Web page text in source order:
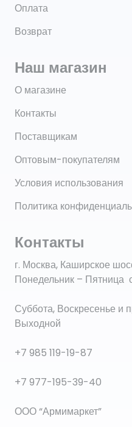
Оплата
Возврат
Наш магазин
О магазине
Контакты
Поставщикам
Оптовым-покупателям
Условия использования
Политика
Контакты
г. Москва, Каширское
Понедельник – Пятница
Суббота, Воскресенье и
Выходной
+7 985 119-19-87
+7 977-195-39-40
ООО “Армимаркет”